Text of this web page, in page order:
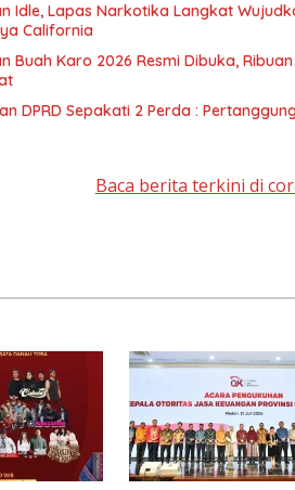
Idle, Lapas Narkotika Langkat
California
Buah Karo 2026 Resmi Dibuka,
DPRD Sepakati 2 Perda :
Baca berita terkini di